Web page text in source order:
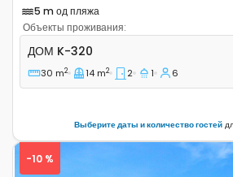
5 m од пляжа
Объекты проживания:
Двухкомнатный дом Бухта
ДОМ K-320
30 m2 14 m2 2 1 6
Выберите даты и количество гостей
-10 %